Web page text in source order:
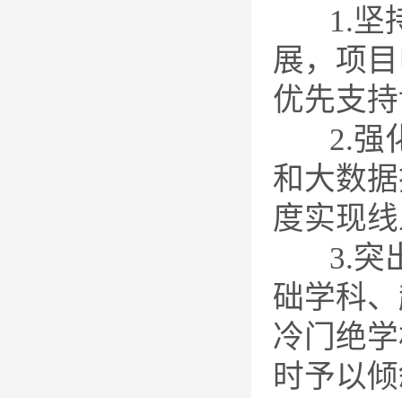
1.坚持
展，项
优先支
2.强化
和大数
度实现
3.突出
础学科
冷门绝
时予以